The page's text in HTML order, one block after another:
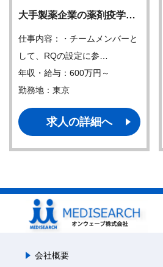
大手製薬企業の薬剤疫学…
仕事内容：・チームメンバーと
して、RQの設定に参…
年収・給与：600万円～
勤務地：東京
求人の詳細へ
会社概要